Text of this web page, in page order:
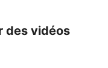
des vidéos